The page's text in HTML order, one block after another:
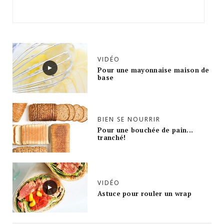
VIDÉO
Pour une mayonnaise maison de
base
BIEN SE NOURRIR
Pour une bouchée de pain...
tranché!
VIDÉO
Astuce pour rouler un wrap